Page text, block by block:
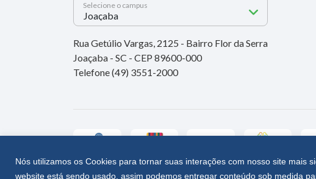
Nós utilizamos os Cookies para tornar suas interações com nosso site mais
website está sendo usado, assim podemos entregar conteúdo sob medida
Selecione o campus
Rua Getúlio Vargas, 2125 - Bairro Flor da Serra
Joaçaba - SC - CEP 89600-000
Telefone (49) 3551-2000